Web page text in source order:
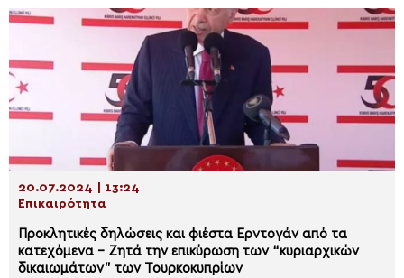
20.07.2024 | 13:24
Επικαιρότητα
Προκλητικές δηλώσεις και φιέστα Ερντογάν από τα
κατεχόμενα – Ζητά την επικύρωση των “κυριαρχικών
δικαιωμάτων” των Τουρκοκυπρίων